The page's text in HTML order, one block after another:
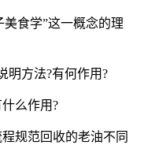
食学”这一概念的理
明方法?有何作用?
么作用?
规范回收的老油不同